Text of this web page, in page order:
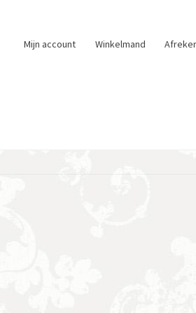
Mijn account Winkelmand